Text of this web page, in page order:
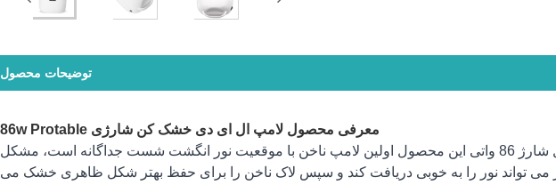
توضیحات محصول
معرفی محصول لامپ ال ای دی خشک کن شارژی 86w Protable
1) لامپ ال ای دی خشک کن قابل شارژ 86 واتی این محصول اولین لامپ ناخن با موقعیت نور انگشت شست جداگانه است، مشکل
می تواند نور را به خوبی دریافت کند و سپس لاک ناخن را برای حفظ بهتر شکل ظاهری خشک می